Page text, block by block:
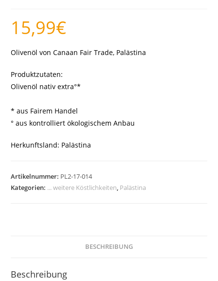
15,99€
Olivenöl von Canaan Fair Trade, Palästina
Produktzutaten:
Olivenöl nativ extra°*
* aus Fairem Handel
° aus kontrolliert ökologischem Anbau
Herkunftsland: Palästina
Artikelnummer: PL2-17-014
Kategorien: ... weitere Köstlichkeiten, Palästina
BESCHREIBUNG
Beschreibung